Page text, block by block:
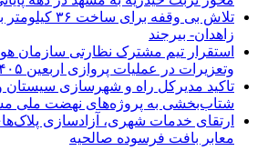
تلاش بی وقفه
زاهدان- بیرجند
استقرار تیم مشترک نظارتی سازمان
وتعزیرات در عملیات پروازی اربعین ۱۴۰۵
تاکید مدیرکل راه و شهرسازی سیستان
شتاب‌بخشی به پروژه‌های نهضت ملی
ارتقای خدمات شهری، آزادسازی
معابر بافت فرسوده صالحیه